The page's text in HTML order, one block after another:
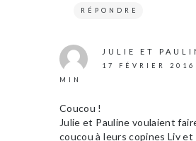
RÉPONDRE
JULIE ET
17 FÉVRIER
MIN
Coucou !
Julie et Pauline voulaient
coucou à leurs copines Liv et